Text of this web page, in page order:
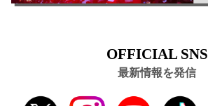
OFFICIAL SNS
最新情報を発信